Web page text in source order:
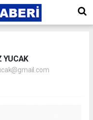
YUCAK